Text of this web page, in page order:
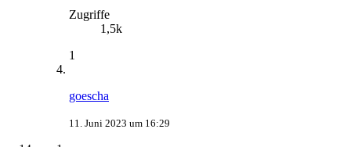
Zugriffe
1,5k
1
goescha
11. Juni 2023 um 16:29